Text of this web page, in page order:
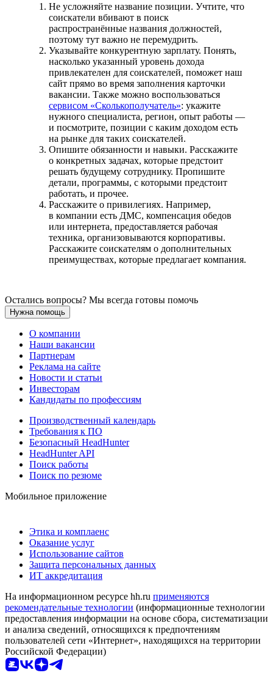
Не усложняйте название позиции. Учтите, что
соискатели вбивают в поиск
распространённые названия должностей,
поэтому тут важно не перемудрить.
Указывайте конкурентную зарплату. Понять,
насколько указанный уровень дохода
привлекателен для соискателей, поможет наш
сайт прямо во время заполнения карточки
вакансии. Также можно воспользоваться
сервисом «Сколькополучатель»: укажите
нужного специалиста, регион, опыт работы —
и посмотрите, позиции с каким доходом есть
на рынке для таких соискателей.
Опишите обязанности и навыки. Расскажите
о конкретных задачах, которые предстоит
решать будущему сотруднику. Пропишите
детали, программы, с которыми предстоит
работать, и прочее.
Расскажите о привилегиях. Например,
в компании есть ДМС, компенсация обедов
или интернета, предоставляется рабочая
техника, организовываются корпоративы.
Расскажите соискателям о дополнительных
преимуществах, которые предлагает компания.
Остались вопросы? Мы всегда готовы помочь
Нужна помощь
О компании
Наши вакансии
Партнерам
Реклама на сайте
Новости и статьи
Инвесторам
Кандидаты по профессиям
Производственный календарь
Требования к ПО
Безопасный HeadHunter
HeadHunter API
Поиск работы
Поиск по резюме
Мобильное приложение
Этика и комплаенс
Оказание услуг
Использование сайтов
Защита персональных данных
ИТ аккредитация
На информационном ресурсе hh.ru применяются
рекомендательные технологии (информационные технологии
предоставления информации на основе сбора, систематизации
и анализа сведений, относящихся к предпочтениям
пользователей сети «Интернет», находящихся на территории
Российской Федерации)